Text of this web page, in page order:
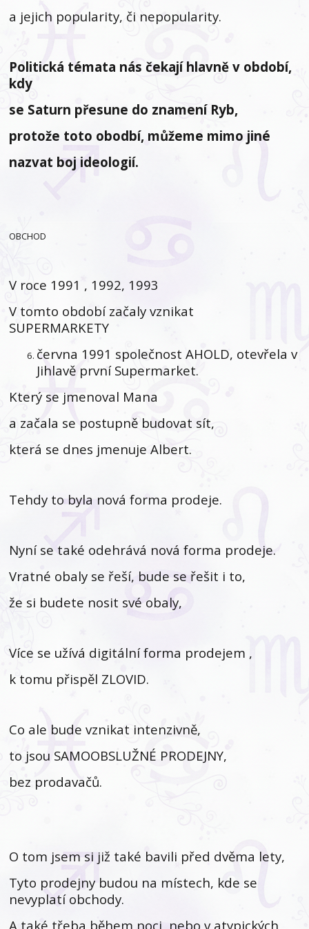
a jejich popularity, či nepopularity.
Politická témata nás čekají hlavně v období,
kdy
se Saturn přesune do znamení Ryb,
protože toto obodbí, můžeme mimo jiné
nazvat boj ideologií.
OBCHOD
V roce 1991 , 1992, 1993
V tomto období začaly vznikat
SUPERMARKETY
června 1991 společnost AHOLD, otevřela v
Jihlavě první Supermarket.
Který se jmenoval Mana
a začala se postupně budovat sít,
která se dnes jmenuje Albert.
Tehdy to byla nová forma prodeje.
Nyní se také odehrává nová forma prodeje.
Vratné obaly se řeší, bude se řešit i to,
že si budete nosit své obaly,
Více se užívá digitální forma prodejem ,
k tomu přispěl ZLOVID.
Co ale bude vznikat intenzivně,
to jsou SAMOOBSLUŽNÉ PRODEJNY,
bez prodavačů.
O tom jsem si již také bavili před dvěma lety,
Tyto prodejny budou na místech, kde se
nevyplatí obchody.
A také třeba během noci, nebo v atypických